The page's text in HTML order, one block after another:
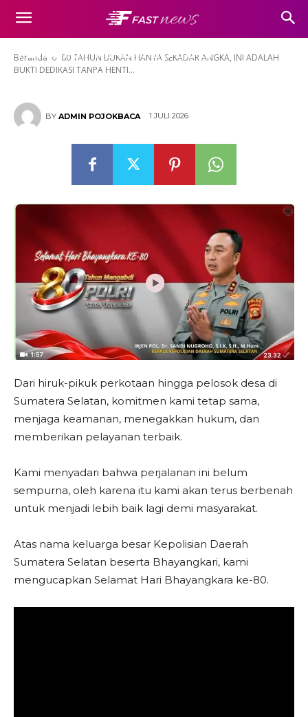
Beranda
80 TAHUN BUKAN HANYA SEKADAR ANGKA, INI ADALAH
BUKTI DEDIKASI TANPA HENTI...
BUKTI DEDIKASI TANPA HENTI
UNTUK SELALU HADIR DI
TENGAH MASYARAKAT
BY ADMIN POJOKBACA 1 JULI 2026
Dari hiruk-pikuk perkotaan hingga pelosok desa di
Sumatera Selatan, komitmen kami tetap sama,
menjaga keamanan, menegakkan hukum, dan
memberikan pelayanan terbaik.
Kami menyadari bahwa perjalanan ini belum
sempurna, oleh karena itu kami akan terus berbenah
untuk menjadi lebih baik lagi demi masyarakat.
Atas nama keluarga besar Kepolisian Daerah
Sumatera Selatan beserta Bhayangkari, kami
mengucapkan Selamat Hari Bhayangkara ke-80.